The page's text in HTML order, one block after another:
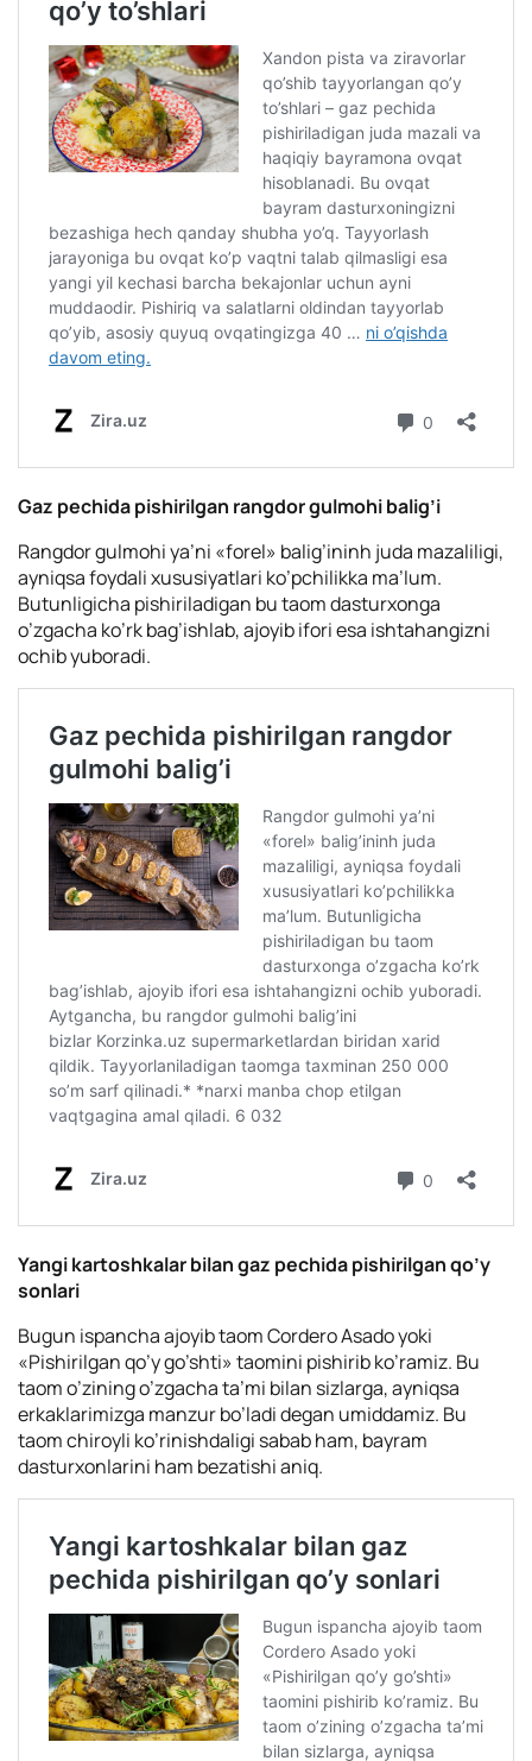
Gaz pechida pishirilgan rangdor gulmohi balig’i
Rangdor gulmohi ya’ni «forel» balig’ininh juda mazaliligi,
ayniqsa foydali xususiyatlari ko’pchilikka ma’lum.
Butunligicha pishiriladigan bu taom dasturxonga
o’zgacha ko’rk bag’ishlab, ajoyib ifori esa ishtahangizni
ochib yuboradi.
Yangi kartoshkalar bilan gaz pechida pishirilgan qo’y
sonlari
Bugun ispancha ajoyib taom Cordero Asado yoki
«Pishirilgan qo’y go’shti» taomini pishirib ko’ramiz. Bu
taom o’zining o’zgacha ta’mi bilan sizlarga, ayniqsa
erkaklarimizga manzur bo’ladi degan umiddamiz. Bu
taom chiroyli ko’rinishdaligi sabab ham, bayram
dasturxonlarini ham bezatishi aniq.